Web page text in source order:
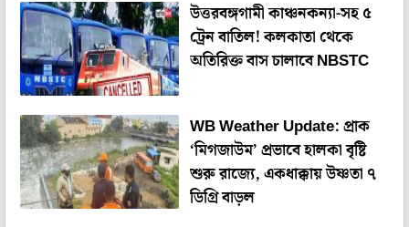
উত্তরবঙ্গগামী কাঞ্চনকন্যা-সহ ৫
ট্রেন বাতিল! কলকাতা থেকে
অতিরিক্ত বাস চালাবে NBSTC
WB Weather Update: প্রাক
‘মিগজাউম’ প্রভাবে হালকা বৃষ্টি
শুরু রাজ্যে, একধাক্কায় উষ্ণতা ৭
ডিগ্রি বাড়ল